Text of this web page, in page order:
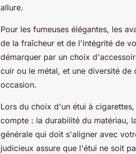
allure.
Pour les fumeuses élégantes, les
de la fraîcheur et de l'intégrité de
démarquer par un choix
cuir ou le métal, et une diversité
occasion.
Lors du choix d'un étui à
compte : la durabilité du matériau,
générale qui doit s'aligner avec
judicieux assure que l'étui ne soit